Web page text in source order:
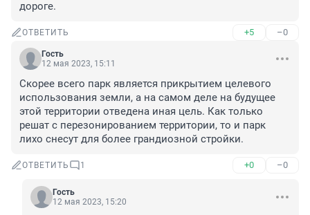
дороге.
ОТВЕТИТЬ +5 –0
Гость
12 мая 2023, 15:11
Скорее всего парк является прикрытием целевого
использования земли, а на самом деле на будущее
этой территории отведена иная цель. Как только
решат с перезонированием территории, то и парк
лихо снесут для более грандиозной стройки.
ОТВЕТИТЬ 1 +0 –0
Гость
12 мая 2023, 15:20